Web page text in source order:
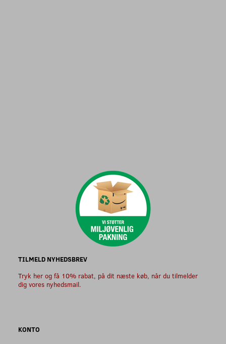
TILMELD NYHEDSBREV
Tryk her og få 10% rabat, på dit næste køb, når du tilmelder
dig vores nyhedsmail.
KONTO